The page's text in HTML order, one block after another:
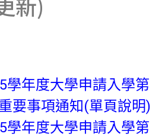
學年度大學申請入學第
要事項通知(單頁說明)
學年度大學申請入學第